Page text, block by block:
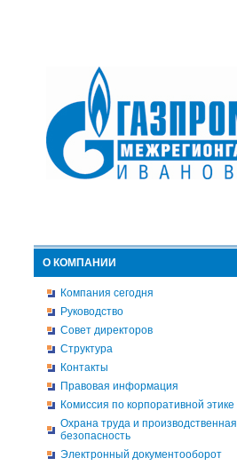
О КОМПАНИИ
Компания сегодня
Руководство
Совет директоров
Структура
Контакты
Правовая информация
Комиссия по корпоративной этике
Охрана труда и производственная
безопасность
Электронный документооборот